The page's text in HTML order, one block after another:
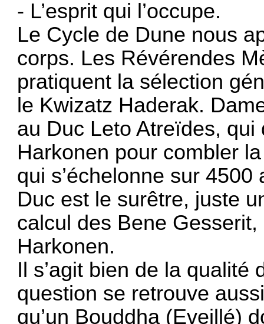
- L’esprit qui l’occupe.
Le Cycle de Dune nous
corps. Les Révérendes
pratiquent la sélection
le Kwizatz Haderak.
au Duc Leto Atreïdes,
Harkonen pour combler
qui s’échelonne sur 4500
Duc est le surêtre, juste
calcul des Bene
Harkonen.
Il s’agit bien de la qualité
question se retrouve
qu’un Bouddha (Eveillé)